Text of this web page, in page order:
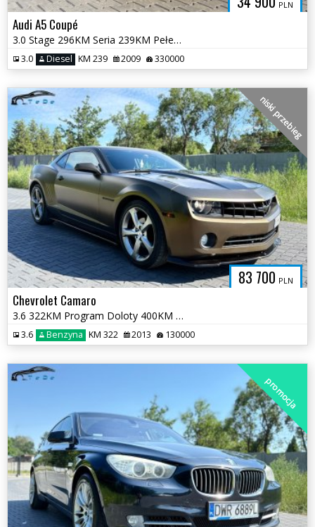
PLN
Audi A5 Coupé
3.0 Stage 296KM Seria 239KM Pełen SERWIS 2xSline Quattro Manual Opłaty
3.0 Diesel KM 239 2009 330000
83 700 PLN
niski przebieg
Chevrolet Camaro
3.6 322KM Program Doloty 400KM Serwis ASO 2 kluczyki Pełna Dokumetacja
3.6 Benzyna KM 322 2013 130000
promocja